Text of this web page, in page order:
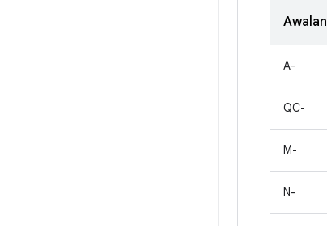
Awalan
A-
QC-
M-
N-